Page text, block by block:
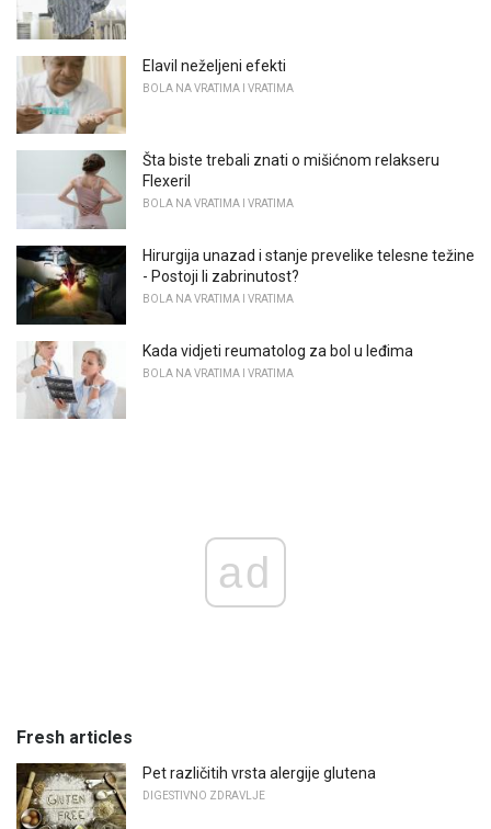
Elavil neželjeni efekti
BOLA NA VRATIMA I VRATIMA
Šta biste trebali znati o mišićnom relakseru
Flexeril
BOLA NA VRATIMA I VRATIMA
Hirurgija unazad i stanje prevelike telesne težine
- Postoji li zabrinutost?
BOLA NA VRATIMA I VRATIMA
Kada vidjeti reumatolog za bol u leđima
BOLA NA VRATIMA I VRATIMA
ad
Fresh articles
Pet različitih vrsta alergije glutena
DIGESTIVNO ZDRAVLJE